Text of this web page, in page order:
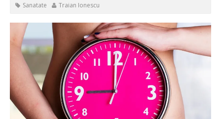
Sanatate
Traian Ionescu